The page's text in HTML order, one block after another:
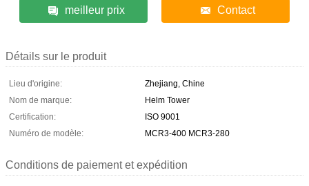
meilleur prix Contact
Détails sur le produit
Lieu d'origine:
Zhejiang, Chine
Nom de marque:
Helm Tower
Certification:
ISO 9001
Numéro de modèle:
MCR3-400 MCR3-280
Conditions de paiement et expédition